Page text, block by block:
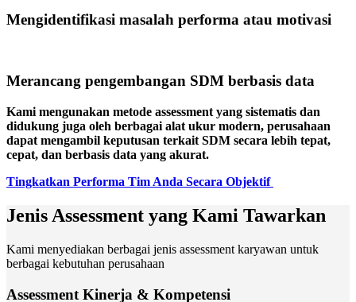
Mengidentifikasi masalah performa atau motivasi
Merancang pengembangan SDM berbasis data
Kami mengunakan metode assessment yang sistematis dan
didukung juga oleh berbagai alat ukur modern, perusahaan
dapat mengambil keputusan terkait SDM secara lebih tepat,
cepat, dan berbasis data yang akurat.
Tingkatkan Performa Tim Anda Secara Objektif
Jenis Assessment yang Kami Tawarkan
Kami menyediakan berbagai jenis assessment karyawan untuk
berbagai kebutuhan perusahaan
Assessment Kinerja & Kompetensi